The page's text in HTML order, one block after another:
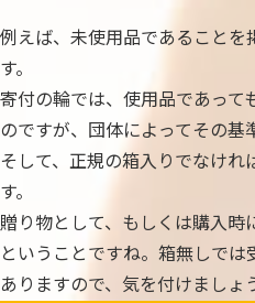
例えば、未使用品であることを
す。
寄付の輪では、使用品であって
のですが、団体によってその基
そして、正規の箱入りでなけれ
す。
贈り物として、もしくは購入時
ということですね。箱無しで
ありますので、気を付けましょ